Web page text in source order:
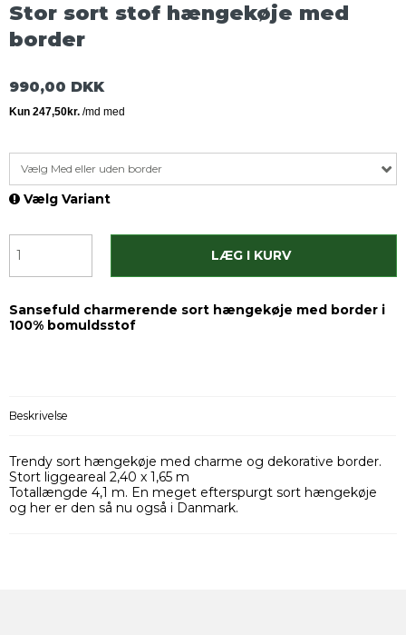
Stor sort stof hængekøje med
border
990,00 DKK
Vælg Med eller uden border
Vælg Variant
LÆG I KURV
Sansefuld charmerende sort hængekøje med border i
100% bomuldsstof
Beskrivelse
Trendy sort hængekøje med charme og dekorative border.
Stort liggeareal 2,40 x 1,65 m
Totallængde 4,1 m. En meget efterspurgt sort hængekøje
og her er den så nu også i Danmark.